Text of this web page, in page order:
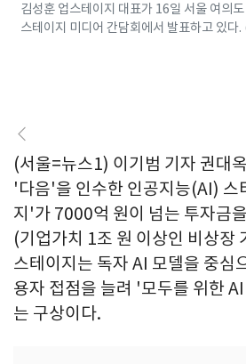
김성훈 업스테이지 대표가 16일 서울 여의
스테이지 미디어 간담회에서 발표하고 있다
(서울=뉴스1) 이기범 기자 권대
'다음'을 인수한 인공지능(AI) 스
지'가 7000억 원이 넘는 투자금
(기업가치 1조 원 이상인 비상장
스테이지는 독자 AI 모델을 중심
용자 접점을 늘려 '모두를 위한
는 구상이다.